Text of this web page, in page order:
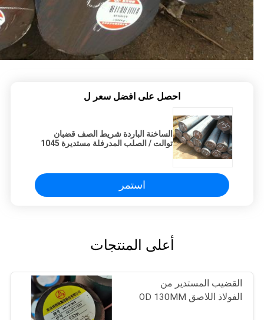
احصل على افضل سعر ل
الساخنة الباردة شريط الصف قضبان
توالت / الصلب المدرفلة مستديرة 1045
استمر
أعلى المنتجات
القضيب المستدير من
الفولاذ اللاصق OD 130MM